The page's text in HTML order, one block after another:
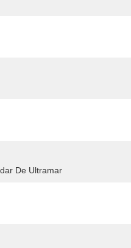
De Ultramar